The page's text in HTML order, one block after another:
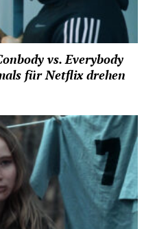
vs. Everybody
für Netflix drehen